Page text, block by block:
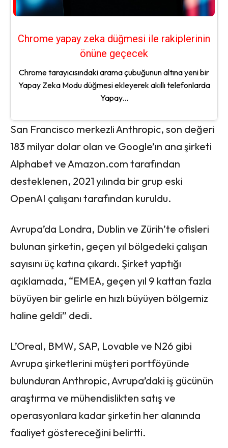
Chrome yapay zeka düğmesi ile rakiplerinin
önüne geçecek
Chrome tarayıcısındaki arama çubuğunun altına yeni bir
Yapay Zeka Modu düğmesi ekleyerek akıllı telefonlarda
Yapay...
San Francisco merkezli Anthropic, son değeri
183 milyar dolar olan ve Google’ın ana şirketi
Alphabet ve Amazon.com tarafından
desteklenen, 2021 yılında bir grup eski
OpenAI çalışanı tarafından kuruldu.
Avrupa’da Londra, Dublin ve Zürih’te ofisleri
bulunan şirketin, geçen yıl bölgedeki çalışan
sayısını üç katına çıkardı. Şirket yaptığı
açıklamada, “EMEA, geçen yıl 9 kattan fazla
büyüyen bir gelirle en hızlı büyüyen bölgemiz
haline geldi” dedi.
L’Oreal, BMW, SAP, Lovable ve N26 gibi
Avrupa şirketlerini müşteri portföyünde
bulunduran Anthropic, Avrupa’daki iş gücünün
araştırma ve mühendislikten satış ve
operasyonlara kadar şirketin her alanında
faaliyet göstereceğini belirtti.